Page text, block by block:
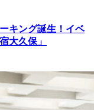
キング誕生！イベ
大久保」